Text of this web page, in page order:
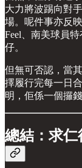
大力將波踢向對
場。呢件事亦反
Feel、南美球員
仔。
但無可否認，當
擇履行完每一日
明，佢係一個攞
總結：求仁